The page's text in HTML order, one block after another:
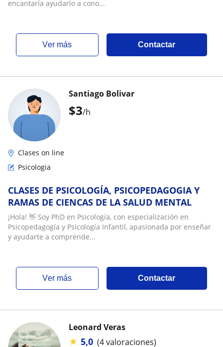
encantaría ayudarlo a cono...
ver más Contactar
$3/h
Santiago Bolivar
Clases on line
Psicologia
CLASES DE PSICOLOGÍA, PSICOPEDAGOGIA Y
RAMAS DE CIENCAS DE LA SALUD MENTAL
¡Hola! 👋 Soy PhD en Psicología, con especialización en
Psicopedagogía y Psicología Infantil, apasionada por enseñar
y ayudarte a comprende...
ver más Contactar
Leonard Veras
★ 5,0 (4 valoraciones)